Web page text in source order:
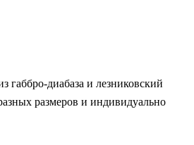
габбро-диабаза и лезниковский
размеров и индивидуально